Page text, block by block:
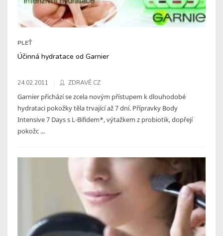
PLEŤ
Účinná hydratace od Garnier
24.02.2011 ZDRAVĚ.CZ
Garnier přichází se zcela novým přístupem k dlouhodobé
hydrataci pokožky těla trvající až 7 dní. Přípravky Body
Intensive 7 Days s L-Bifidem*, výtažkem z probiotik, dopřejí
pokožc ...